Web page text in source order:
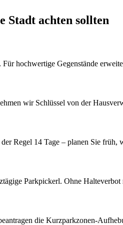
Stadt achten sollten
hochwertige Gegenstände
wir Schlüssel von der
Regel 14 Tage – planen Sie früh,
Parkpickerl. Ohne
die Kurzparkzonen-